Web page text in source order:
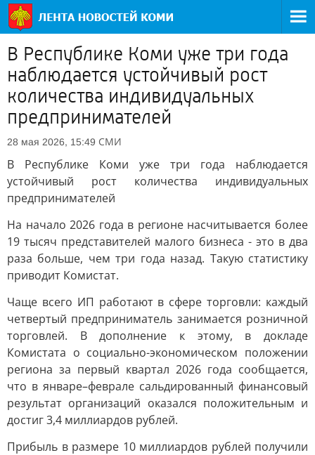
В Республике Коми уже три года
наблюдается устойчивый рост
количества индивидуальных
предпринимателей
28 мая 2026, 15:49 СМИ
В Республике Коми уже три года наблюдается
устойчивый рост количества индивидуальных
предпринимателей
На начало 2026 года в регионе насчитывается более
19 тысяч представителей малого бизнеса - это в два
раза больше, чем три года назад. Такую статистику
приводит Комистат.
Чаще всего ИП работают в сфере торговли: каждый
четвертый предприниматель занимается розничной
торговлей. В дополнение к этому, в докладе
Комистата о социально-экономическом положении
региона за первый квартал 2026 года сообщается,
что в январе–феврале сальдированный финансовый
результат организаций оказался положительным и
достиг 3,4 миллиардов рублей.
Прибыль в размере 10 миллиардов рублей получили